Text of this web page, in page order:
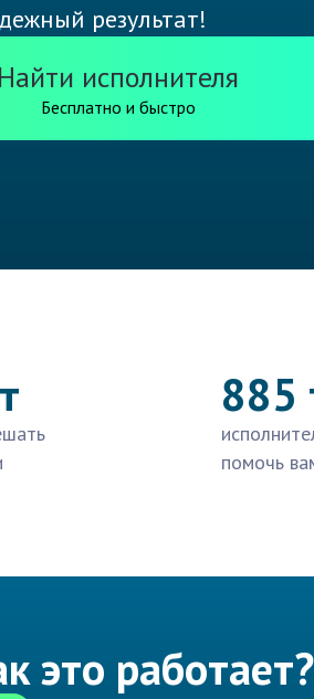
результат!
Найти исполнителя
Бесплатно и быстро
885
помочь
это работает?